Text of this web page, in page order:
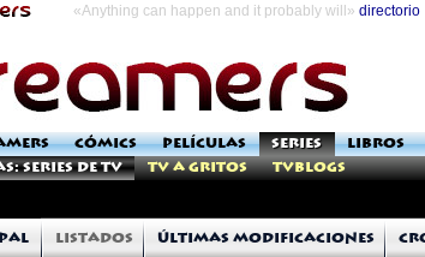
«Anything can happen and it probably will» directorio
CÓMICS PELÍCULAS SERIES LIBROS
Series de TV
TV a Gritos TVblogs
Listados Últimas modificaciones